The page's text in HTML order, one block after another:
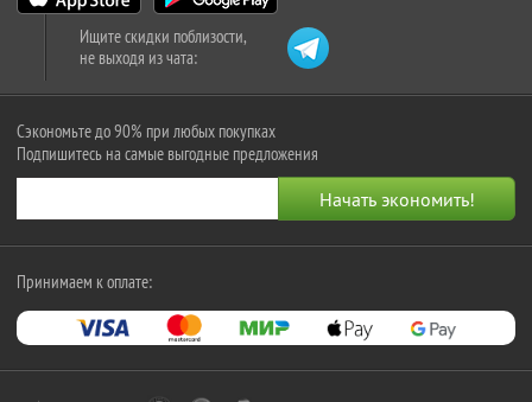
Ищите скидки поблизости,
не выходя из чата:
Сэкономьте до 90% при любых покупках
Подпишитесь на самые выгодные предложения
Принимаем к оплате: